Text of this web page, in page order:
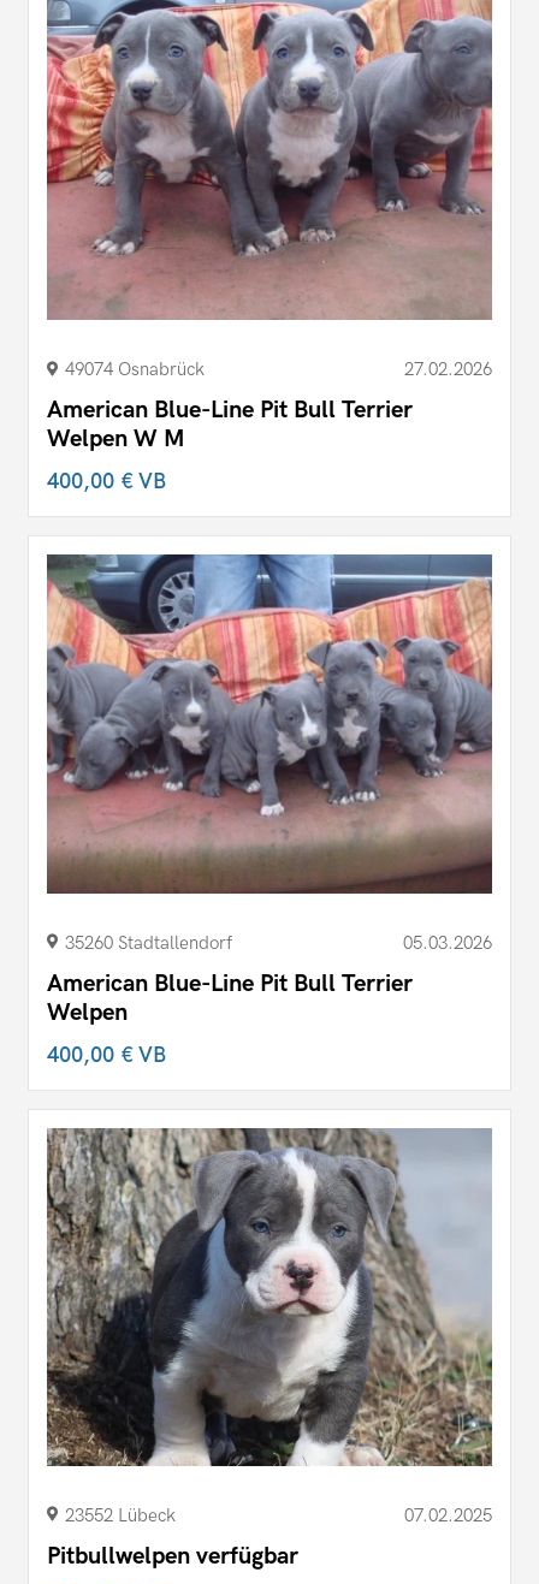
49074 Osnabrück 27.02.2026
American Blue-Line Pit Bull Terrier
Welpen W M
400,00 €VB
35260 Stadtallendorf 05.03.2026
American Blue-Line Pit Bull Terrier
Welpen
400,00 €VB
23552 Lübeck 07.02.2025
Pitbullwelpen verfügbar